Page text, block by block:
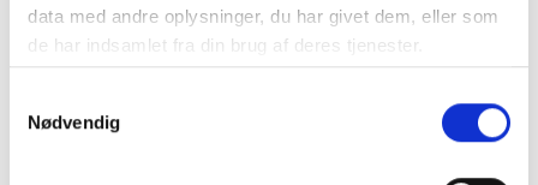
data med andre oplysninger, du har givet dem, eller som
de har indsamlet fra din brug af deres tjenester.
Nødvendig
Gulvmåtte med teksten "Vis
hensyn - vask dine hænder"
115x200cm grå